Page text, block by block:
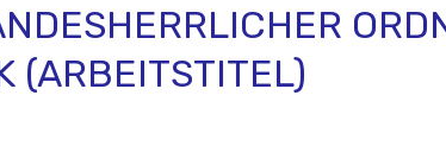
(ARBEITSTITEL)